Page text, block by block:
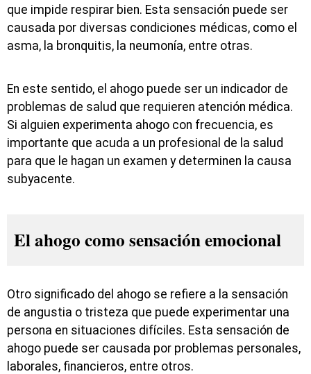
que impide respirar bien. Esta sensación puede ser
causada por diversas condiciones médicas, como el
asma, la bronquitis, la neumonía, entre otras.
En este sentido, el ahogo puede ser un indicador de
problemas de salud que requieren atención médica.
Si alguien experimenta ahogo con frecuencia, es
importante que acuda a un profesional de la salud
para que le hagan un examen y determinen la causa
subyacente.
El ahogo como sensación emocional
Otro significado del ahogo se refiere a la sensación
de angustia o tristeza que puede experimentar una
persona en situaciones difíciles. Esta sensación de
ahogo puede ser causada por problemas personales,
laborales, financieros, entre otros.